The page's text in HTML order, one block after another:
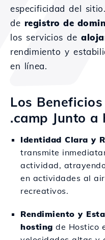
especificidad del
de registro de
los servicios de
rendimiento y
en línea.
Los
.camp Junto a
Identidad Clara y
transmite
actividad,
en actividades al
recreativos.
Rendimiento y
hosting de Hostico